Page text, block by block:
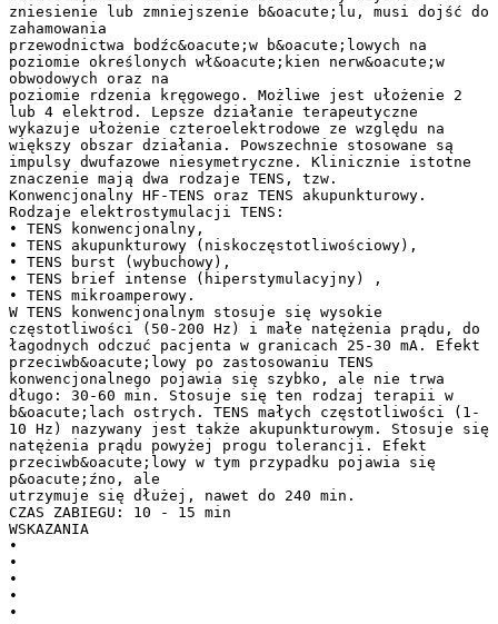
zniesienie lub zmniejszenie b&oacute;lu, musi dojść do
zahamowania
przewodnictwa bodźc&oacute;w b&oacute;lowych na
poziomie określonych wł&oacute;kien nerw&oacute;w
obwodowych oraz na
poziomie rdzenia kręgowego. Możliwe jest ułożenie 2
lub 4 elektrod. Lepsze działanie terapeutyczne
wykazuje ułożenie czteroelektrodowe ze względu na
większy obszar działania. Powszechnie stosowane są
impulsy dwufazowe niesymetryczne. Klinicznie istotne
znaczenie mają dwa rodzaje TENS, tzw.
Konwencjonalny HF-TENS oraz TENS akupunkturowy.
Rodzaje elektrostymulacji TENS:
• TENS konwencjonalny,
• TENS akupunkturowy (niskoczęstotliwościowy),
• TENS burst (wybuchowy),
• TENS brief intense (hiperstymulacyjny) ,
• TENS mikroamperowy.
W TENS konwencjonalnym stosuje się wysokie
częstotliwości (50-200 Hz) i małe natężenia prądu, do
łagodnych odczuć pacjenta w granicach 25-30 mA. Efekt
przeciwb&oacute;lowy po zastosowaniu TENS
konwencjonalnego pojawia się szybko, ale nie trwa
długo: 30-60 min. Stosuje się ten rodzaj terapii w
b&oacute;lach ostrych. TENS małych częstotliwości (1-
10 Hz) nazywany jest także akupunkturowym. Stosuje się
natężenia prądu powyżej progu tolerancji. Efekt
przeciwb&oacute;lowy w tym przypadku pojawia się
p&oacute;źno, ale
utrzymuje się dłużej, nawet do 240 min.
CZAS ZABIEGU: 10 - 15 min
WSKAZANIA
•
•
•
•
•